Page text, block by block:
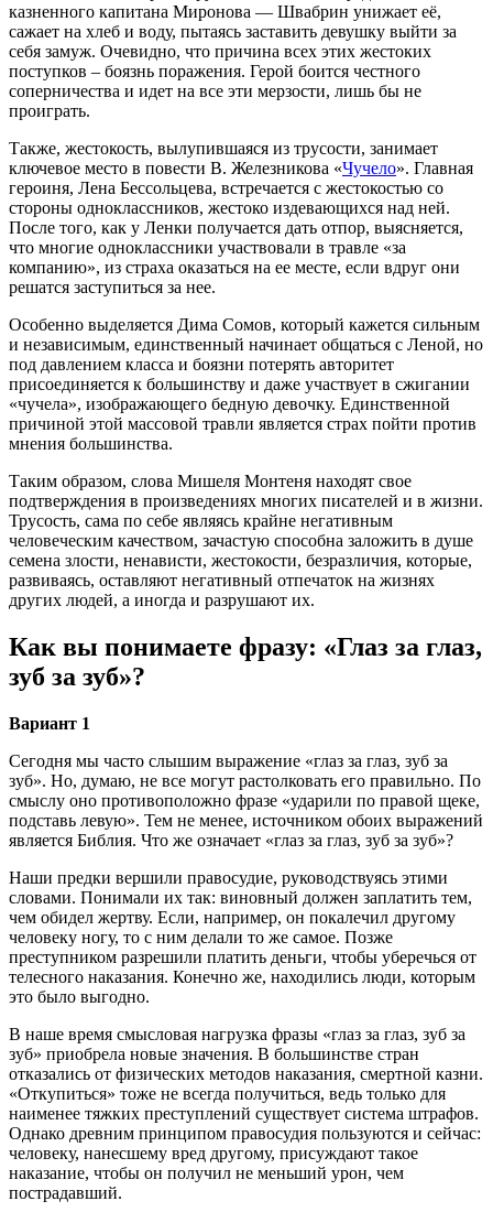
казненного капитана Миронова — Швабрин унижает её,
сажает на хлеб и воду, пытаясь заставить девушку выйти за
себя замуж. Очевидно, что причина всех этих жестоких
поступков – боязнь поражения. Герой боится честного
соперничества и идет на все эти мерзости, лишь бы не
проиграть.
Также, жестокость, вылупившаяся из трусости, занимает
ключевое место в повести В. Железникова «Чучело». Главная
героиня, Лена Бессольцева, встречается с жестокостью со
стороны одноклассников, жестоко издевающихся над ней.
После того, как у Ленки получается дать отпор, выясняется,
что многие одноклассники участвовали в травле «за
компанию», из страха оказаться на ее месте, если вдруг они
решатся заступиться за нее.
Особенно выделяется Дима Сомов, который кажется сильным
и независимым, единственный начинает общаться с Леной, но
под давлением класса и боязни потерять авторитет
присоединяется к большинству и даже участвует в сжигании
«чучела», изображающего бедную девочку. Единственной
причиной этой массовой травли является страх пойти против
мнения большинства.
Таким образом, слова Мишеля Монтеня находят свое
подтверждения в произведениях многих писателей и в жизни.
Трусость, сама по себе являясь крайне негативным
человеческим качеством, зачастую способна заложить в душе
семена злости, ненависти, жестокости, безразличия, которые,
развиваясь, оставляют негативный отпечаток на жизнях
других людей, а иногда и разрушают их.
Как вы понимаете фразу: «Глаз за глаз,
зуб за зуб»?
Вариант 1
Сегодня мы часто слышим выражение «глаз за глаз, зуб за
зуб». Но, думаю, не все могут растолковать его правильно. По
смыслу оно противоположно фразе «ударили по правой щеке,
подставь левую». Тем не менее, источником обоих выражений
является Библия. Что же означает «глаз за глаз, зуб за зуб»?
Наши предки вершили правосудие, руководствуясь этими
словами. Понимали их так: виновный должен заплатить тем,
чем обидел жертву. Если, например, он покалечил другому
человеку ногу, то с ним делали то же самое. Позже
преступником разрешили платить деньги, чтобы уберечься от
телесного наказания. Конечно же, находились люди, которым
это было выгодно.
В наше время смысловая нагрузка фразы «глаз за глаз, зуб за
зуб» приобрела новые значения. В большинстве стран
отказались от физических методов наказания, смертной казни.
«Откупиться» тоже не всегда получиться, ведь только для
наименее тяжких преступлений существует система штрафов.
Однако древним принципом правосудия пользуются и сейчас:
человеку, нанесшему вред другому, присуждают такое
наказание, чтобы он получил не меньший урон, чем
пострадавший.